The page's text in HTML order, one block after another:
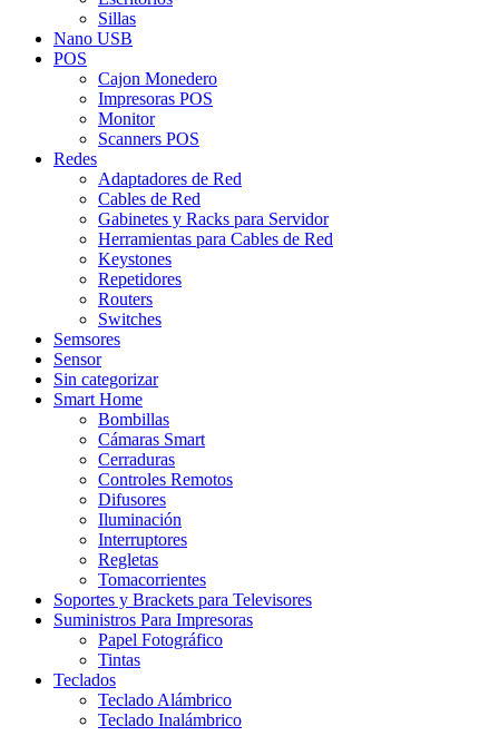
Sillas
Nano USB
POS
Cajon Monedero
Impresoras POS
Monitor
Scanners POS
Redes
Adaptadores de Red
Cables de Red
Gabinetes y Racks para Servidor
Herramientas para Cables de Red
Keystones
Repetidores
Routers
Switches
Semsores
Sensor
Sin categorizar
Smart Home
Bombillas
Cámaras Smart
Cerraduras
Controles Remotos
Difusores
Iluminación
Interruptores
Regletas
Tomacorrientes
Soportes y Brackets para Televisores
Suministros Para Impresoras
Papel Fotográfico
Tintas
Teclados
Teclado Alámbrico
Teclado Inalámbrico